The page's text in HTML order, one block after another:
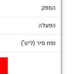
הספק
הפעלה
נפח סיר (ליט')